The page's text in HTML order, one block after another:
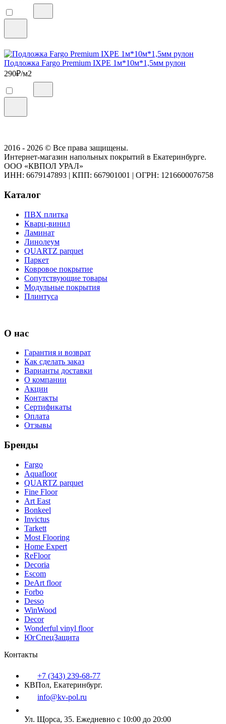
Подложка Fargo Premium IXPE 1м*10м*1,5мм рулон
290₽/м2
2016 - 2026 © Все права защищены.
Интернет-магазин напольных покрытий в Екатеринбурге.
ООО «КВПОЛ УРАЛ»
ИНН: 6679147893 | КПП: 667901001 | ОГРН: 1216600076758
Каталог
ПВХ плитка
Кварц-винил
Ламинат
Линолеум
QUARTZ parquet
Паркет
Ковровое покрытие
Сопутствующие товары
Модульные покрытия
Плинтуса
О нас
Гарантия и возврат
Как сделать заказ
Варианты доставки
О компании
Акции
Контакты
Сертификаты
Оплата
Отзывы
Бренды
Fargo
Aquafloor
QUARTZ parquet
Fine Floor
Art East
Bonkeel
Invictus
Tarkett
Most Flooring
Home Expert
ReFloor
Decoria
Escom
DeArt floor
Forbo
Desso
WinWood
Decor
Wonderful vinyl floor
ЮгСпецЗащита
Контакты
+7 (343) 239-68-77
КВПол, Екатеринбург.
info@kv-pol.ru
Ул. Щорса, 35. Ежедневно с 10:00 до 20:00